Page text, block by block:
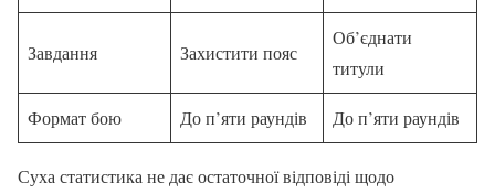
Завдання Захистити пояс
Об’єднати
титули
Формат бою До п’яти раундів До п’яти раундів
Суха статистика не дає остаточної відповіді щодо